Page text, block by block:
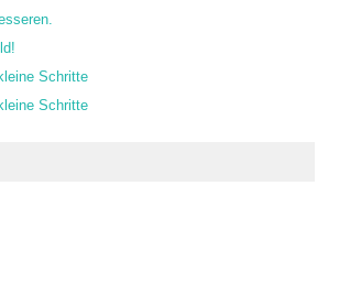
Schritte
Schritte